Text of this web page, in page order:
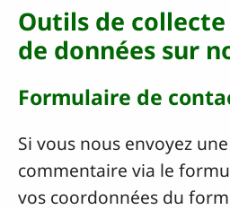
Outils de
de données sur
Formulaire de
Si vous nous envoyez
commentaire via le
vos coordonnées du